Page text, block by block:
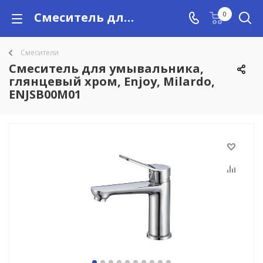
Смеситель для умывальника, глянцевый хром, Enjoy, Milardo, ENJSB00M01 купить в Алматы с доставкой по Казахстану, цены 0
Смесители
Смеситель для умывальника,
глянцевый хром, Enjoy, Milardo,
ENJSB00M01